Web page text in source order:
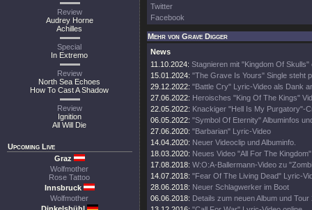
Review
Audrey Horne
Achilles
Special
In Extremo
Review
North Sea Echoes
How To Cast A Shadow
Review
Ignition
All Will Die
Upcoming Live
Graz
Wolfmother
Rose Tattoo
Innsbruck
Wolfmother
Twitter
Facebook
Mehr von Grave Digger
News
11.10.2024: Stagnieren mit "Kingdom Of
15.01.2024: "The Grave Is Yours" Single steht
29.12.2022: "Battle Cry" Lyric-Video als Dank
27.06.2022: Heroisches "King Of The Kings"
22.05.2022: Knackiger "Hell Is My Purgatory"-
06.05.2022: "Symbol Of Eternity" Albuminfos
27.06.2020: "Barbarian" Lyric-Video
14.04.2020: Neuer Videoclip und Albuminfo.
18.03.2020: Neues Video "All For The
17.08.2018: W:O:A-Ballermann-Video zu
14.07.2018: "Fear Of The Living Dead" Lyric-
28.06.2018: Neuer Schlagwerker im Boot
06.06.2018: Details zum neuen Album und Tour